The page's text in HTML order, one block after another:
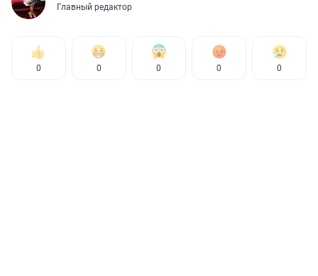
Главный редактор
0 0 0 0 0